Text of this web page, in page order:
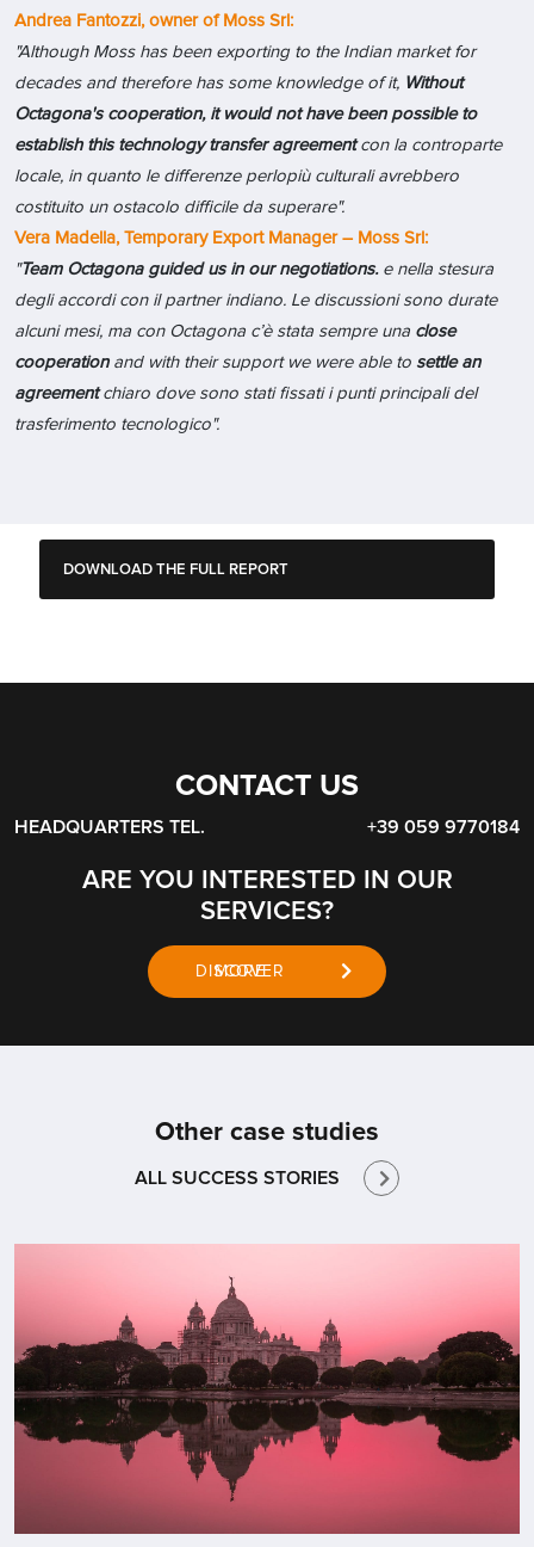
Andrea Fantozzi, owner of Moss Srl:
"Although Moss has been exporting to the Indian market for
decades and therefore has some knowledge of it, Without
Octagona's cooperation, it would not have been possible to
establish this technology transfer agreementcon la controparte
locale, in quanto le differenze perlopiù culturali avrebbero
costituito un ostacolo difficile da superare".
Vera Madella, Temporary Export Manager – Moss Srl:
"Team Octagona guided us in our negotiations. e nella stesura
degli accordi con il partner indiano. Le discussioni sono durate
alcuni mesi, ma con Octagona c’è stata sempre una close
cooperationand with their support we were able to settle an
agreementchiaro dove sono stati fissati i punti principali del
trasferimento tecnologico".
DOWNLOAD THE FULL REPORT
CONTACT US
HEADQUARTERS TEL. +39 059 9770184
ARE YOU INTERESTED IN OUR
SERVICES?
DISCOVER MORE
Other case studies
ALL SUCCESS STORIES